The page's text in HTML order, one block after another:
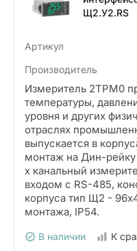
Щ2.У2.RS
Артикул
Производитель
Измеритель 2ТРМ0
температуры,
уровня и других
отраслях
выпускается в
монтаж на Дин-
х канальный
входом с RS-485,
корпуса тип Щ2 -
монтажа, IP54.
В наличии К